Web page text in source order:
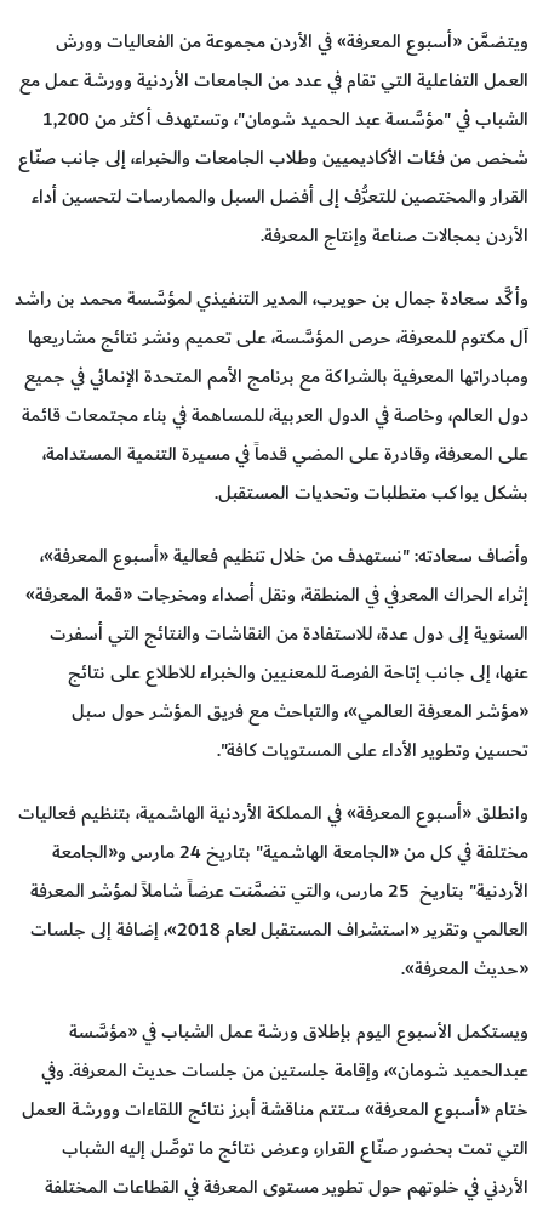
ويتضمَّن «أسبوع المعرفة» في الأردن مجموعة من الفعاليات وورش
العمل التفاعلية التي تقام في عدد من الجامعات الأردنية وورشة عمل مع
الشباب في "مؤسَّسة عبد الحميد شومان"، وتستهدف أكثر من 1,200
شخص من فئات الأكاديميين وطلاب الجامعات والخبراء، إلى جانب صنّاع
القرار والمختصين للتعرُّف إلى أفضل السبل والممارسات لتحسين أداء
الأردن بمجالات صناعة وإنتاج المعرفة.
وأكَّد سعادة جمال بن حويرب، المدير التنفيذي لمؤسَّسة محمد بن راشد
آل مكتوم للمعرفة، حرص المؤسَّسة، على تعميم ونشر نتائج مشاريعها
ومبادراتها المعرفية بالشراكة مع برنامج الأمم المتحدة الإنمائي في جميع
دول العالم، وخاصة في الدول العربية، للمساهمة في بناء مجتمعات قائمة
على المعرفة، وقادرة على المضي قدماً في مسيرة التنمية المستدامة،
بشكل يواكب متطلبات وتحديات المستقبل.
وأضاف سعادته: "نستهدف من خلال تنظيم فعالية «أسبوع المعرفة»،
إثراء الحراك المعرفي في المنطقة، ونقل أصداء ومخرجات «قمة المعرفة»
السنوية إلى دول عدة، للاستفادة من النقاشات والنتائج التي أسفرت
عنها، إلى جانب إتاحة الفرصة للمعنيين والخبراء للاطلاع على نتائج
«مؤشر المعرفة العالمي»، والتباحث مع فريق المؤشر حول سبل
تحسين وتطوير الأداء على المستويات كافة".
وانطلق «أسبوع المعرفة» في المملكة الأردنية الهاشمية، بتنظيم فعاليات
مختلفة في كل من «الجامعة الهاشمية" بتاريخ 24 مارس و«الجامعة
الأردنية" بتاريخ 25 مارس، والتي تضمَّنت عرضاً شاملاً لمؤشر المعرفة
العالمي وتقرير «استشراف المستقبل لعام 2018»، إضافة إلى جلسات
«حديث المعرفة».
ويستكمل الأسبوع اليوم بإطلاق ورشة عمل الشباب في «مؤسَّسة
عبدالحميد شومان»، وإقامة جلستين من جلسات حديث المعرفة. وفي
ختام «أسبوع المعرفة» ستتم مناقشة أبرز نتائج اللقاءات وورشة العمل
التي تمت بحضور صنّاع القرار، وعرض نتائج ما توصَّل إليه الشباب
الأردني في خلوتهم حول تطوير مستوى المعرفة في القطاعات المختلفة